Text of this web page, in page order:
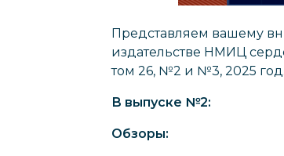
Представляем вашему
издательстве НМИЦ
том 26, №2 и №3, 2025 год.
В выпуске №2:
Обзоры: